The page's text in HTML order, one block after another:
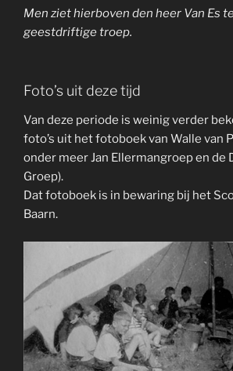
Men ziet hierboven den heer Van Es
geestdriftige troep.
Foto’s uit deze tijd
Van deze periode is weinig verder
foto’s uit het fotoboek van Walle van
onder meer Jan Ellermangroep en de
Groep).
Dat fotoboek is in bewaring bij het
Baarn.